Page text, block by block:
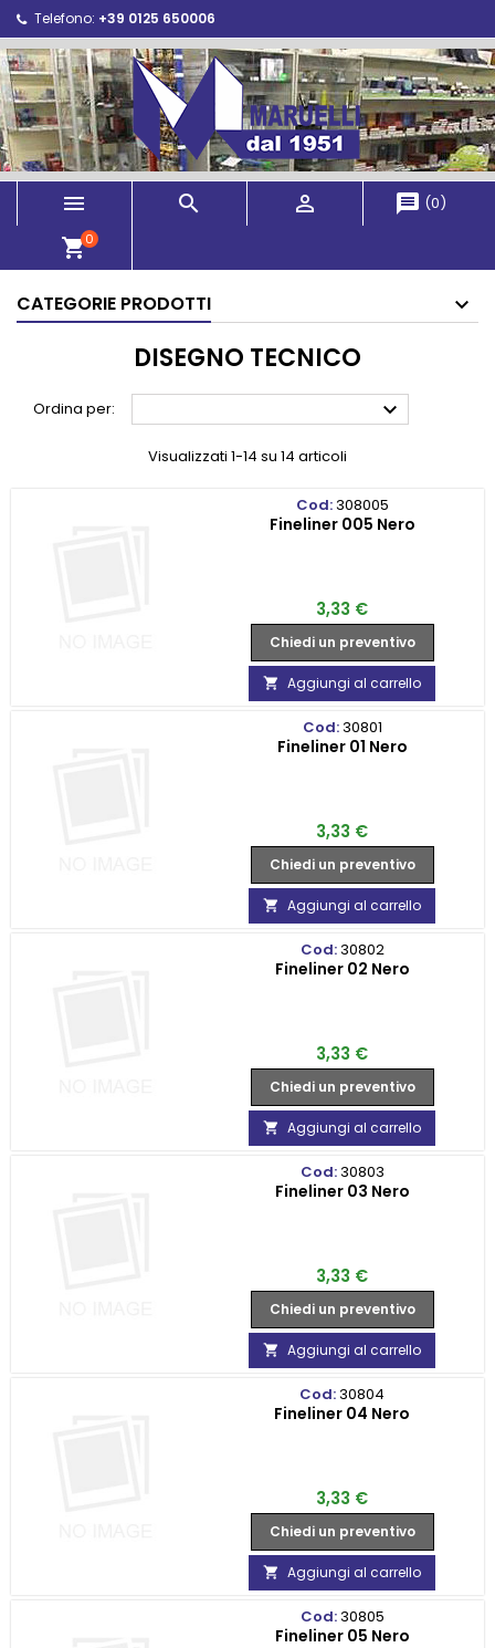
Telefono: +39 0125 650006
   message (0)
shopping_cart0
CATEGORIE PRODOTTI
DISEGNO TECNICO
Ordina per: 
Visualizzati 1-14 su 14 articoli
Cod:308005
Fineliner 005 Nero
Prezzo
3,33 €
Chiedi un preventivo
 Aggiungi al carrello
Cod:30801
Fineliner 01 Nero
Prezzo
3,33 €
Chiedi un preventivo
 Aggiungi al carrello
Cod:30802
Fineliner 02 Nero
Prezzo
3,33 €
Chiedi un preventivo
 Aggiungi al carrello
Cod:30803
Fineliner 03 Nero
Prezzo
3,33 €
Chiedi un preventivo
 Aggiungi al carrello
Cod:30804
Fineliner 04 Nero
Prezzo
3,33 €
Chiedi un preventivo
 Aggiungi al carrello
Cod:30805
Fineliner 05 Nero